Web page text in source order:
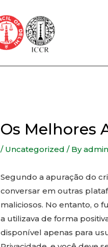
Os Melhores
/ Uncategorized / Byadmin
Segundo a apuração do
conversar em outras
maliciosos. No entanto, o
a utilizava de forma
disponível apenas para